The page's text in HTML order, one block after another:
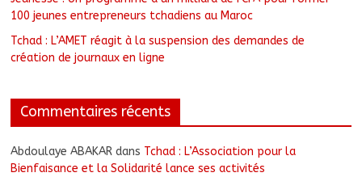
100 jeunes entrepreneurs tchadiens au Maroc
Tchad : L’AMET réagit à la suspension des demandes de
création de journaux en ligne
Commentaires récents
Abdoulaye ABAKAR dans Tchad : L’Association pour la
Bienfaisance et la Solidarité lance ses activités